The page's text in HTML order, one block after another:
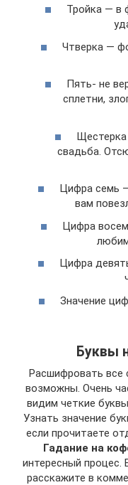
Тройка — в
Чтверка —
Пять- не
сплетни,
свадьба.
Цифра семь
вам
Цифра
Цифра
Значение
Буквы
Расшифровать все
возможны. Очень
видим четкие
Узнать значение
если прочитаете
Гадание на
интересный процес.
расскажите в